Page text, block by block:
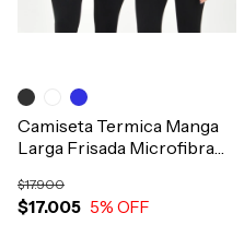
Camiseta Termica Manga
Larga Frisada Microfibra
$17.005
$17.900
5% OFF